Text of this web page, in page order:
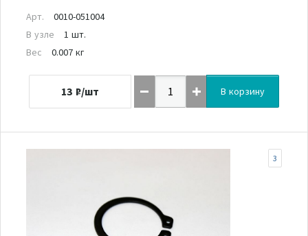
Арт.
0010-051004
В узле
1 шт.
Вес
0.007 кг
13 ₽/шт В корзину
3